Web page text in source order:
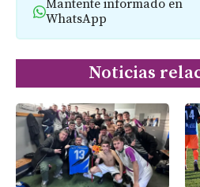
Mantente informado en
WhatsApp
Noticias